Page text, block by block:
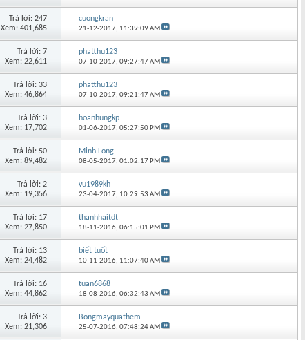
Trả lời: 247
Xem: 401,685
cuongkran
21-12-2017, 11:39:09 AM
Trả lời: 7
Xem: 22,611
phatthu123
07-10-2017,09:27:47 AM
Trả lời: 33
Xem: 46,864
phatthu123
07-10-2017,09:21:47 AM
Trả lời: 3
Xem: 17,702
hoanhungkp
01-06-2017,05:27:50 PM
Trả lời: 50
Xem: 89,482
Minh Long
08-05-2017,01:02:17 PM
Trả lời: 2
Xem: 19,356
vu1989kh
23-04-2017, 10:29:53 AM
Trả lời: 17
Xem: 27,850
thanhhaitdt
18-11-2016,06:15:01 PM
Trả lời: 13
Xem: 24,482
biết tuốt
10-11-2016, 11:07:40 AM
Trả lời: 16
Xem: 44,862
tuan6868
18-08-2016,06:32:43 AM
Trả lời: 3
Xem: 21,306
Bongmayquathem
25-07-2016,07:48:24 AM